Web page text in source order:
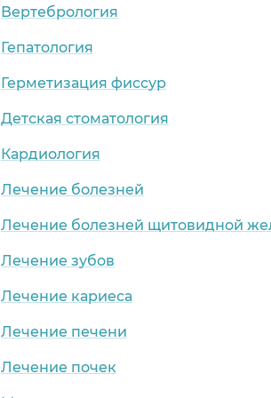
Вертебрология
Гепатология
Герметизация фиссур
Детская стоматология
Кардиология
Лечение болезней
Лечение болезней щитовидной
Лечение зубов
Лечение кариеса
Лечение печени
Лечение почек